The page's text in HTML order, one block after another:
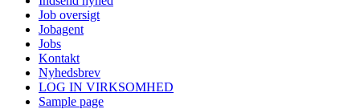
Job oversigt
Jobagent
Jobs
Kontakt
Nyhedsbrev
LOG IN VIRKSOMHED
Sample page